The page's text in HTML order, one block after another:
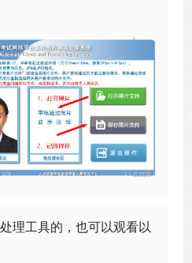
理工具的，也可以观看以